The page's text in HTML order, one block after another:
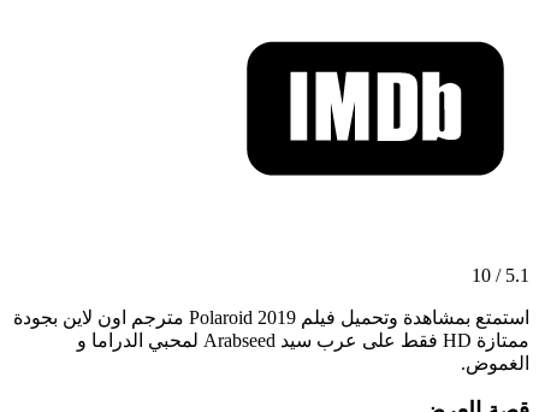
5.1 / 10
استمتع بمشاهدة وتحميل فيلم Polaroid 2019 مترجم اون لاين بجودة
ممتازة HD فقط على عرب سيد Arabseed لمحبي الدراما و
الغموض.